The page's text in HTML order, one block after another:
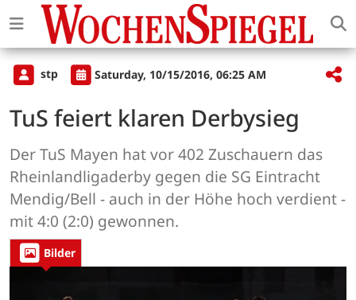
stp Saturday, 10/15/2016, 06:25 AM
TuS feiert klaren Derbysieg
Der TuS Mayen hat vor 402 Zuschauern das
Rheinlandligaderby gegen die SG Eintracht
Mendig/Bell - auch in der Höhe hoch verdient -
mit 4:0 (2:0) gewonnen.
Bilder